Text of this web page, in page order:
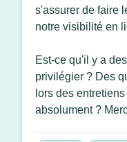
s'assurer de faire
notre visibilité en
Est-ce qu'il y a
privilégier ? Des
lors des
absolument ?